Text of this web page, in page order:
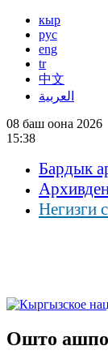
кыр
рус
eng
tr
中文
العربية
08 баш оона 2026
15:38
Бардык
Негизги
Ошто